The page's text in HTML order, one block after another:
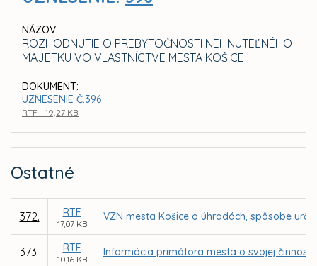
NÁZOV:
ROZHODNUTIE O PREBYTOČNOSTI NEHNUTEĽNÉHO
MAJETKU VO VLASTNÍCTVE MESTA KOŠICE
DOKUMENT:
UZNESENIE Č.396
RTF - 19,27 KB
Ostatné
372. RTF
17,07 KB
VZN mesta Košice o úhradách, spôsobe
373. RTF
10,16 KB
Informácia primátora mesta o svojej činnosti